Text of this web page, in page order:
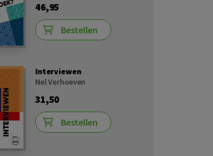
46,95
Bestellen
Interviewen
Nel Verhoeven
31,50
Bestellen